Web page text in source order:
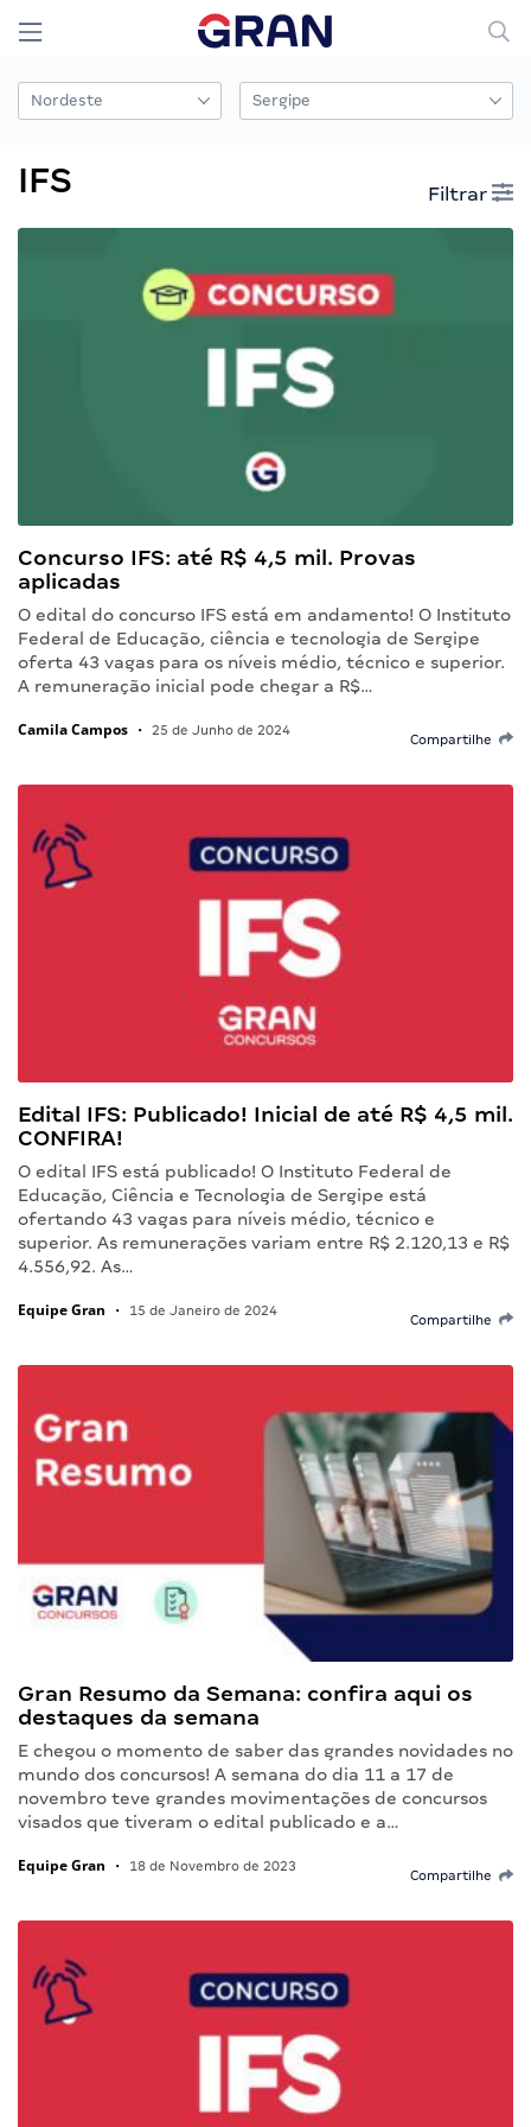
IFS Filtrar
Concurso IFS: até R$ 4,5 mil. Provas
aplicadas
O edital do concurso IFS está em andamento! O Instituto
Federal de Educação, ciência e tecnologia de Sergipe
oferta 43 vagas para os níveis médio, técnico e superior.
A remuneração inicial pode chegar a R$…
Camila Campos • 25 de Junho de 2024
Compartilhe
Edital IFS: Publicado! Inicial de até R$ 4,5 mil.
CONFIRA!
O edital IFS está publicado! O Instituto Federal de
Educação, Ciência e Tecnologia de Sergipe está
ofertando 43 vagas para níveis médio, técnico e
superior. As remunerações variam entre R$ 2.120,13 e R$
4.556,92. As…
Equipe Gran • 15 de Janeiro de 2024
Compartilhe
Gran Resumo da Semana: confira aqui os
destaques da semana
E chegou o momento de saber das grandes novidades no
mundo dos concursos! A semana do dia 11 a 17 de
novembro teve grandes movimentações de concursos
visados que tiveram o edital publicado e a…
Equipe Gran • 18 de Novembro de 2023
Compartilhe